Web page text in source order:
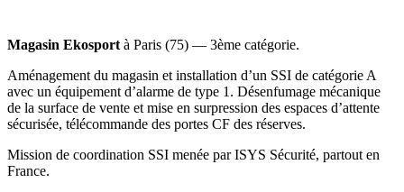
Magasin Ekosport à Paris (75) — 3ème catégorie.
Aménagement du magasin et installation d’un SSI de catégorie A
avec un équipement d’alarme de type 1. Désenfumage mécanique
de la surface de vente et mise en surpression des espaces d’attente
sécurisée, télécommande des portes CF des réserves.
Mission de coordination SSI menée par ISYS Sécurité, partout en
France.